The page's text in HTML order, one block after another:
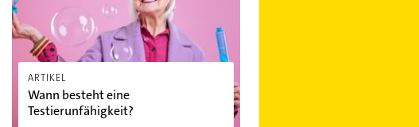
ARTIKEL
Wann besteht eine
Testierunfähigkeit?